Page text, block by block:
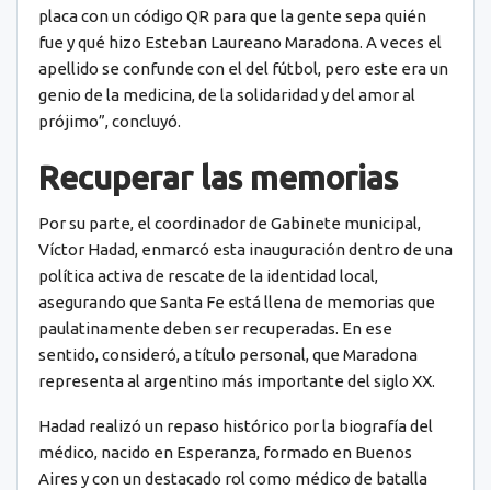
placa con un código QR para que la gente sepa quién
fue y qué hizo Esteban Laureano Maradona. A veces el
apellido se confunde con el del fútbol, pero este era un
genio de la medicina, de la solidaridad y del amor al
prójimo”, concluyó.
Recuperar las memorias
Por su parte, el coordinador de Gabinete municipal,
Víctor Hadad, enmarcó esta inauguración dentro de una
política activa de rescate de la identidad local,
asegurando que Santa Fe está llena de memorias que
paulatinamente deben ser recuperadas. En ese
sentido, consideró, a título personal, que Maradona
representa al argentino más importante del siglo XX.
Hadad realizó un repaso histórico por la biografía del
médico, nacido en Esperanza, formado en Buenos
Aires y con un destacado rol como médico de batalla